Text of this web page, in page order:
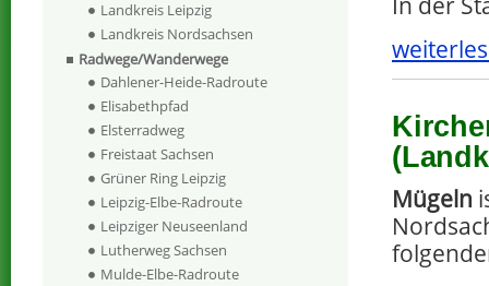
Mügeln
Landkreis Leipzig
Landkreis Nordsachsen
Radwege/Wanderwege
Dahlener-Heide-Radroute
Elisabethpfad
Elsterradweg
Freistaat Sachsen
Grüner Ring Leipzig
Leipzig-Elbe-Radroute
Leipziger Neuseenland
Lutherweg Sachsen
Mulde-Elbe-Radroute